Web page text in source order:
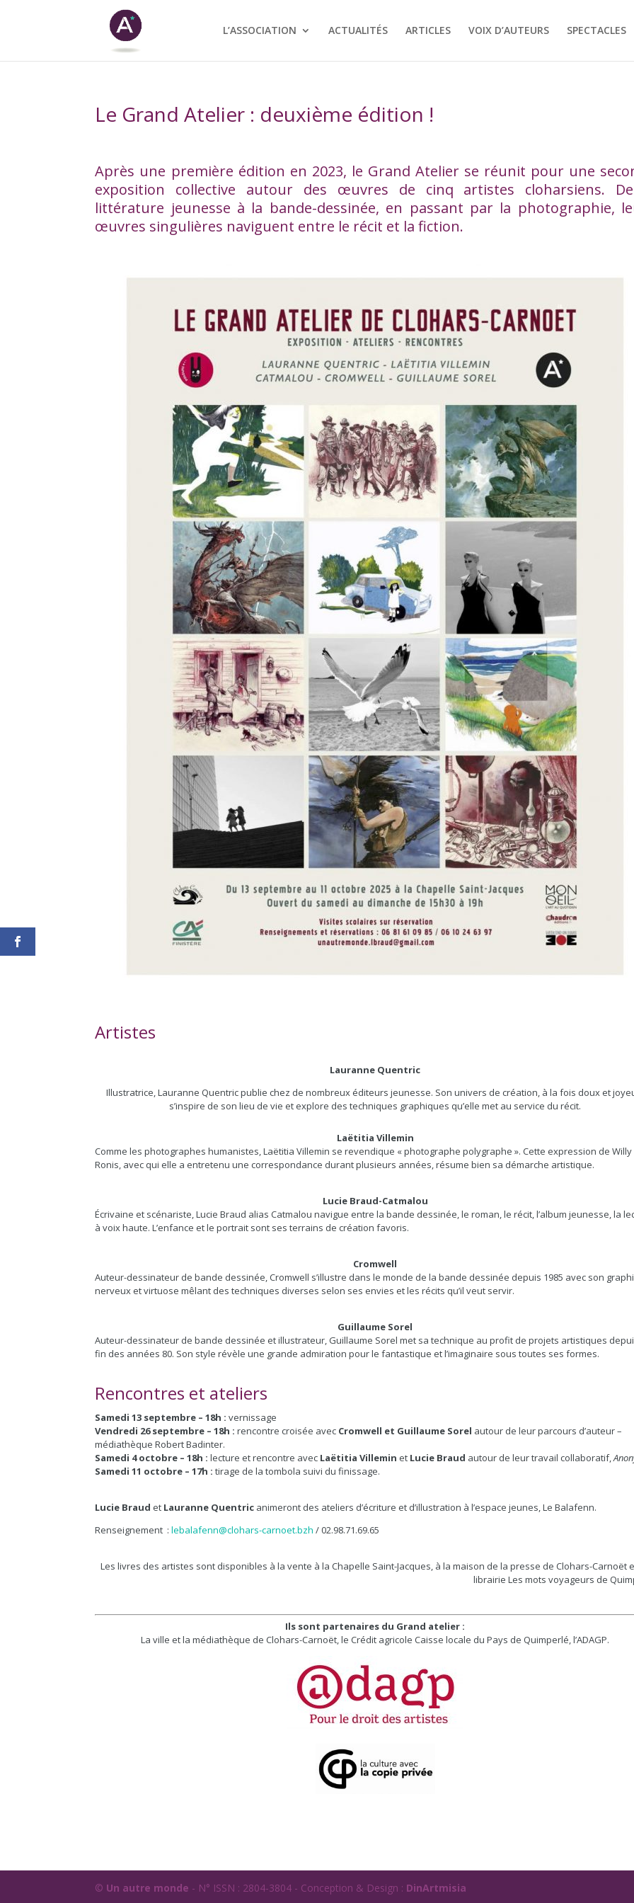
L’ASSOCIATION ACTUALITÉS ARTICLES VOIX D’AUTEURS SPECTACLES
Le Grand Atelier : deuxième édition !
Après une première édition en 2023, le Grand Atelier se réunit pour une
exposition collective autour des œuvres de cinq artistes cloharsiens.
littérature jeunesse à la bande-dessinée, en passant par la photographie,
œuvres singulières naviguent entre le récit et la fiction.
Artistes
Lauranne Quentric
Illustratrice, Lauranne Quentric publie chez de nombreux éditeurs jeunesse. Son univers de création, à la fois doux et
s’inspire de son lieu de vie et explore des techniques graphiques qu’elle met au service du récit.
Laëtitia Villemin
Comme les photographes humanistes, Laëtitia Villemin se revendique « photographe polygraphe ». Cette expression de Willy
Ronis, avec qui elle a entretenu une correspondance durant plusieurs années, résume bien sa démarche artistique.
Lucie Braud-Catmalou
Écrivaine et scénariste, Lucie Braud alias Catmalou navigue entre la bande dessinée, le roman, le récit, l’album jeunesse, la
à voix haute. L’enfance et le portrait sont ses terrains de création favoris.
Cromwell
Auteur-dessinateur de bande dessinée, Cromwell s’illustre dans le monde de la bande dessinée depuis 1985 avec son
nerveux et virtuose mêlant des techniques diverses selon ses envies et les récits qu’il veut servir.
Guillaume Sorel
Auteur-dessinateur de bande dessinée et illustrateur, Guillaume Sorel met sa technique au profit de projets artistiques
fin des années 80. Son style révèle une grande admiration pour le fantastique et l’imaginaire sous toutes ses formes.
Rencontres et ateliers
Samedi 13 septembre – 18h :vernissage
Vendredi 26 septembre – 18h : rencontre croisée avec Cromwell et Guillaume Sorel autour de leur parcours d’auteur –
médiathèque Robert Badinter.
Samedi 4 octobre – 18h : lecture et rencontre avec Laëtitia Villemin et Lucie Braud autour de leur travail collaboratif,
Samedi 11 octobre – 17h :tirage de la tombola suivi du finissage.
Lucie Braud et Lauranne Quentric animeront des ateliers d’écriture et d’illustration à l’espace jeunes, Le Balafenn.
Renseignement :lebalafenn@clohars-carnoet.bzh / 02.98.71.69.65
Les livres des artistes sont disponibles à la vente à la Chapelle Saint-Jacques, à la maison de la presse de Clohars-Carnoët
librairie Les mots voyageurs de
Ils sont partenaires du Grand atelier :
La ville et la médiathèque de Clohars-Carnoët, le Crédit agricole Caisse locale du Pays de Quimperlé, l’ADAGP.
© Un autre monde - N° ISSN : 2804-3804 - Conception & Design : DinArtmisia